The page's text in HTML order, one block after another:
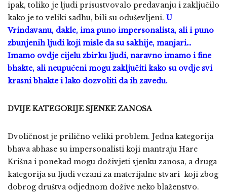
ipak, toliko je ljudi prisustvovalo predavanju i zaključilo
kako je to veliki sadhu, bili su oduševljeni. U
Vrindavanu, dakle, ima puno impersonalista, ali i puno
zbunjenih ljudi koji misle da su sakhije, manjari…
Imamo ovdje cijelu zbirku ljudi, naravno imamo i fine
bhakte, ali neupućeni mogu zaključiti kako su ovdje svi
krasni bhakte i lako dozvoliti da ih zavedu.
DVIJE KATEGORIJE SJENKE ZANOSA
Dvoličnost je prilično veliki problem. Jedna kategorija
bhava abhase su impersonalisti koji mantraju Hare
Krišna i ponekad mogu doživjeti sjenku zanosa, a druga
kategorija su ljudi vezani za materijalne stvari koji zbog
dobrog društva odjednom dožive neko blaženstvo.